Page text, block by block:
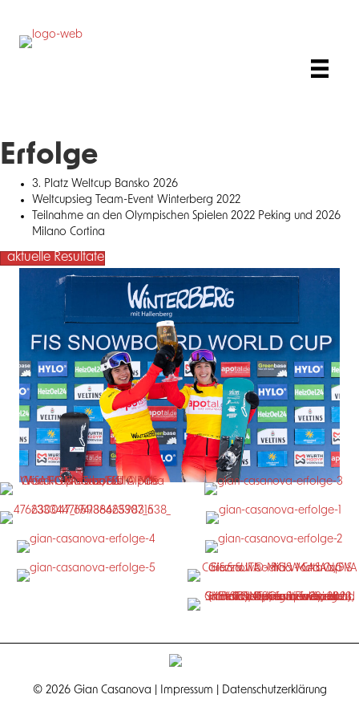
Erfolge
3. Platz Weltcup Bansko 2026
Weltcupsieg Team-Event Winterberg 2022
Teilnahme an den Olympischen Spielen 2022 Peking und 2026
Milano Cortina
aktuelle Resultate
© 2026 Gian Casanova | Impressum Datenschutzerklärung